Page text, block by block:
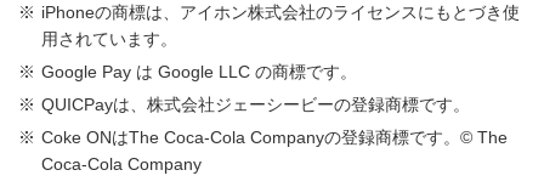
本条件は、下記サービスのご利用の翌々月16日以降
にポイント還元率へ反映されます。
「三井のカーシェアーズ」
ご利用明細上のご利用日に基づき、条件判定日時点
で三菱ＵＦＪニコス（株）に到着している売上伝票
を本条件の判定対象といたします。
iPhoneの商標は、アイホン株式会社のライセンスにもとづき使
用されています。
Google Pay は Google LLC の商標です。
QUICPayは、株式会社ジェーシービーの登録商標です。
Coke ONはThe Coca-Cola Companyの登録商標です。© The
Coca-Cola Company